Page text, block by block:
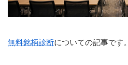
無料銘柄診断についての記事です。